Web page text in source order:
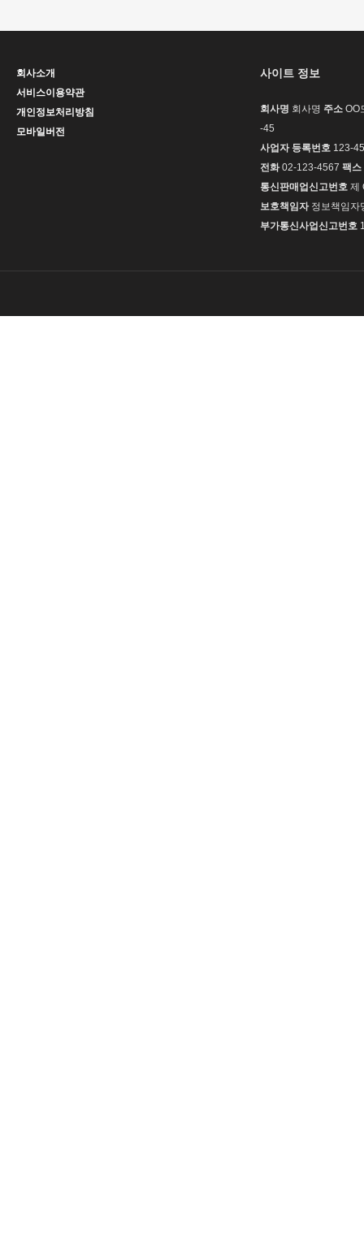
회사소개
서비스이용약관
개인정보처리방침
모바일버전
사이트 정보
회사명 회사명 주소 OO
-45
사업자 등록번호 123-
전화02-123-4567 팩스
통신판매업신고번호 제
보호책임자정보책임자
부가통신사업신고번호